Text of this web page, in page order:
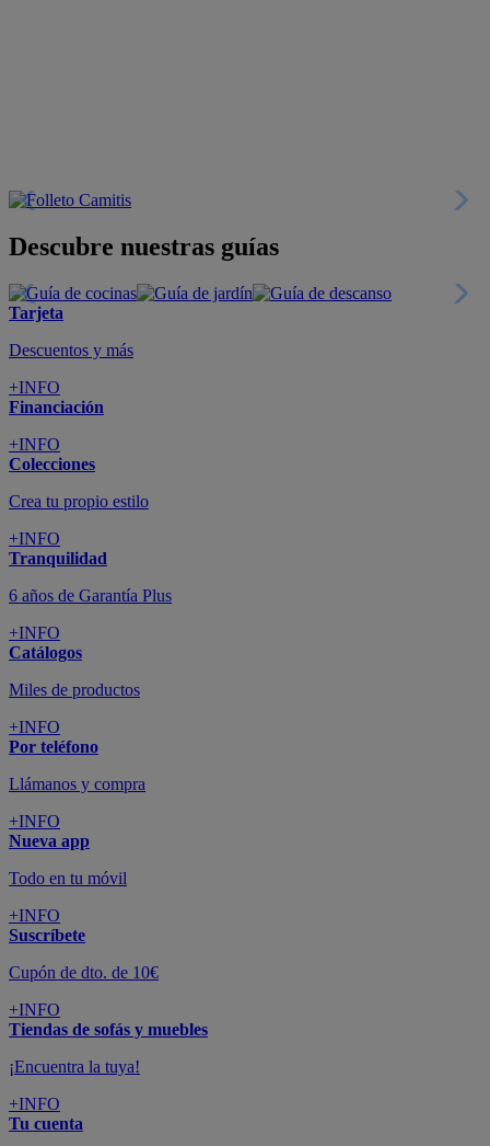
Descubre nuestras guías
Tarjeta
Descuentos y más
+INFO
Financiación
+INFO
Colecciones
Crea tu propio estilo
+INFO
Tranquilidad
6 años de Garantía Plus
+INFO
Catálogos
Miles de productos
+INFO
Por teléfono
Llámanos y compra
+INFO
Nueva app
Todo en tu móvil
+INFO
Suscríbete
Cupón de dto. de 10€
+INFO
Tiendas de sofás y muebles
¡Encuentra la tuya!
+INFO
Tu cuenta